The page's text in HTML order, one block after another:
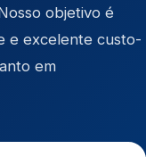
objetivo é
e excelente custo-
em